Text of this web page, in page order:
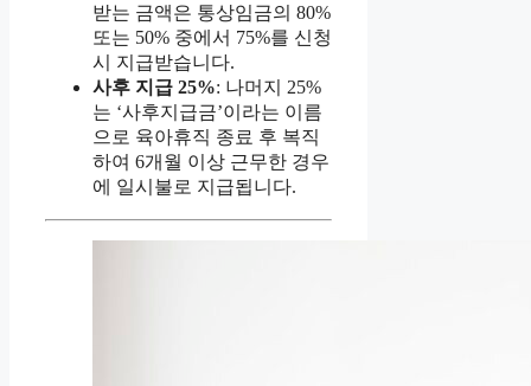
받는 금액은 통상임금의 80%
또는 50% 중에서 75%를 신청
시 지급받습니다.
사후 지급 25%: 나머지 25%
는 ‘사후지급금’이라는 이름
으로 육아휴직 종료 후 복직
하여 6개월 이상 근무한 경우
에 일시불로 지급됩니다.